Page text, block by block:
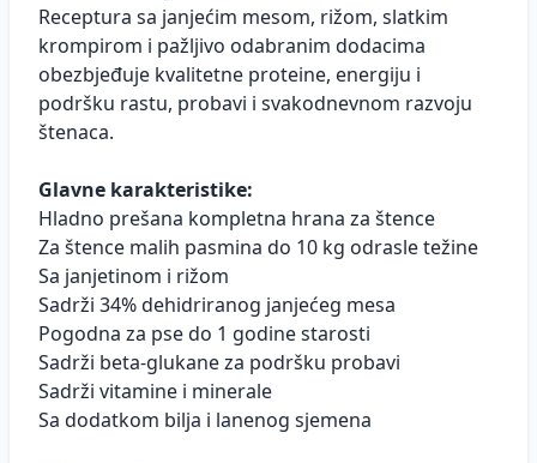
Receptura sa janjećim mesom, rižom, slatkim
krompirom i pažljivo odabranim dodacima
obezbjeđuje kvalitetne proteine, energiju i
podršku rastu, probavi i svakodnevnom razvoju
štenaca.
Glavne karakteristike:
Hladno prešana kompletna hrana za štence
Za štence malih pasmina do 10 kg odrasle težine
Sa janjetinom i rižom
Sadrži 34% dehidriranog janjećeg mesa
Pogodna za pse do 1 godine starosti
Sadrži beta-glukane za podršku probavi
Sadrži vitamine i minerale
Sa dodatkom bilja i lanenog sjemena